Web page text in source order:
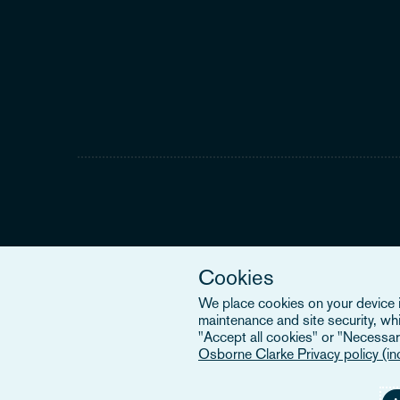
Cookies
We place cookies on your
maintenance and site security,
"Accept all cookies" or
Osborne Clarke Privacy policy